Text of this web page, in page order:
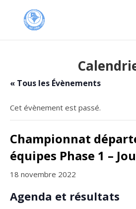
« Tous les Évènements
Cet évènement est passé.
Championnat
équipes Phase 1 –
18 novembre 2022
Agenda et résultats